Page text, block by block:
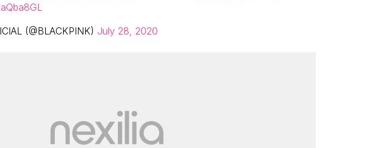
(@BLACKPINK) July 28, 2020